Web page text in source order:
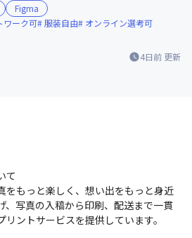
4日前 更新
Figma
ワーク可 服装自由
オンライン選考可
て
をもっと楽しく、想い出をもっと身近
、写真の入稿から印刷、配送まで一貫
ントサービスを提供しています。